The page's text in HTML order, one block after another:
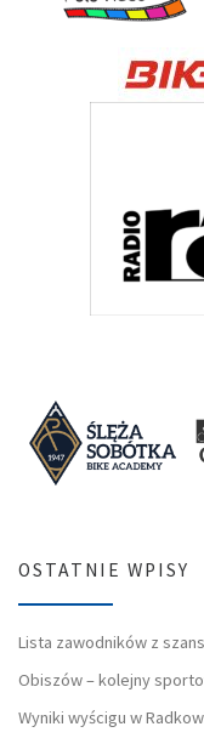
OSTATNIE WPISY
Lista zawodników z
Obiszów – kolejny
Wyniki wyścigu w